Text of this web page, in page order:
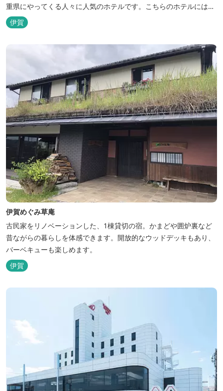
重県にやってくる人々に人気のホテルです。こちらのホテルには、
忍者の内装が施された部屋がいくつかあります。壁紙からトイレッ
トペーパーに至るまで、忍者に関連したデザインモチーフがあしら
われています。 伊賀上野城や伊賀流忍者博物館から徒歩わずか10
伊賀
伊賀めぐみ草庵
古民家をリノベーションした、1棟貸切の宿。かまどや囲炉裏など
昔ながらの暮らしを体感できます。開放的なウッドデッキもあり、
バーベキューも楽しめます。
伊賀